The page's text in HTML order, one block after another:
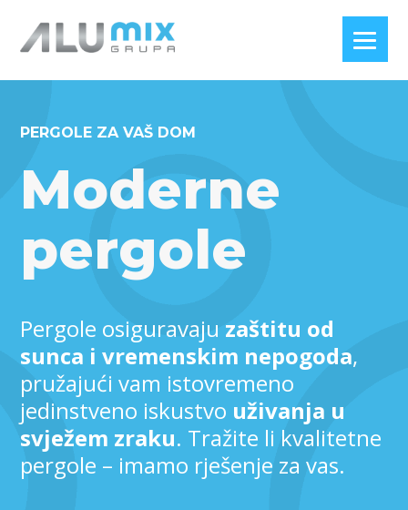
PERGOLE ZA VAŠ DOM
Moderne
pergole
Pergole osiguravaju zaštitu od
sunca i vremenskim nepogoda,
pružajući vam istovremeno
jedinstveno iskustvo uživanja u
svježem zraku. Tražite li kvalitetne
pergole – imamo rješenje za vas.